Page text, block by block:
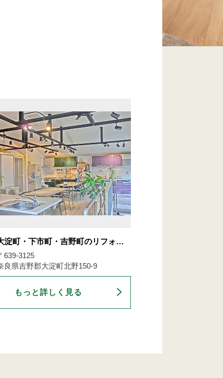
淀町・下市町・吉野町のリフォ…
639-3125
良県吉野郡大淀町北野150-9
もっと詳しく見る